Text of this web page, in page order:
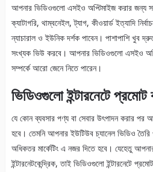
আপনার ভিডিওগুলো এসইও অপ্টিমাইজ করার জন্য
ক্যাটাগরি, থাম্বনেইল, ট্যাগ, কীওয়ার্ড ইত্যাদি
ন্যাচারাল ও ইউনিক দর্শক পাবেন। পাশাপাশি খুব
সংখ্যক ভিউ করবে। আপনার ভিডিওগুলো এসইও
সম্পর্কে আরো জেনে নিতে পারেন।
ভিডিওগুলো ইন্টারনেটে
যে কোন ব্যবসার পণ্য বা সেবার উৎপাদন করার পর
হবে। তেমনি আপনার ইউটিউব চ্যানেল ভিডিও
অধিকতর মার্কেটিং এ নজর দিতে হবে। যেহেতু
ইন্টারনেটকেন্দ্রিক, তাই ভিডিওগুলো ইন্টারনেটে